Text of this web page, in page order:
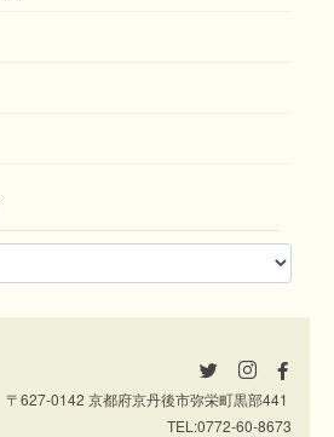
〒627-0142 京都府京丹後市弥栄町黒部441
TEL:0772-60-8673